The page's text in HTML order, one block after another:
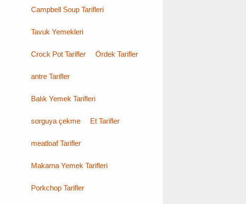
Campbell Soup Tarifleri
Tavuk Yemekleri
Crock Pot Tarifler Ördek Tarifler
antre Tarifler
Balık Yemek Tarifleri
sorguya çekme Et Tarifler
meatloaf Tarifler
Makarna Yemek Tarifleri
Porkchop Tarifler